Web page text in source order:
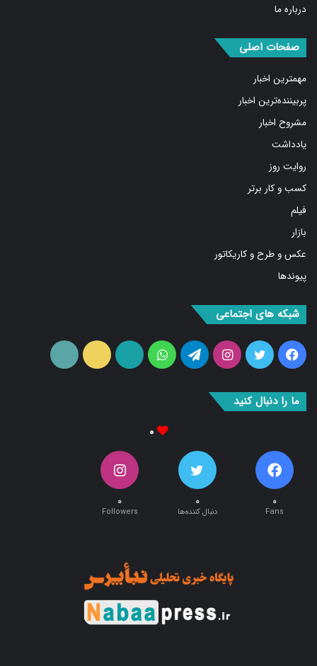
درباره ما
صفحات اصلی
مهمترین اخبار
پربیننده‌ترین اخبار
مشروح اخبار
یادداشت
روایت روز
کسب و کار برتر
فیلم
بازار
عکس و طرح و کاریکاتور
پیوندها
شبکه های اجتماعی
فیس
توییتر اینستاگرامتلگرام واتس
آپارات ایتا
ما را دنبال کنید
۰
۰
Fans
۰
دنبال کننده‌ها
۰
Followers